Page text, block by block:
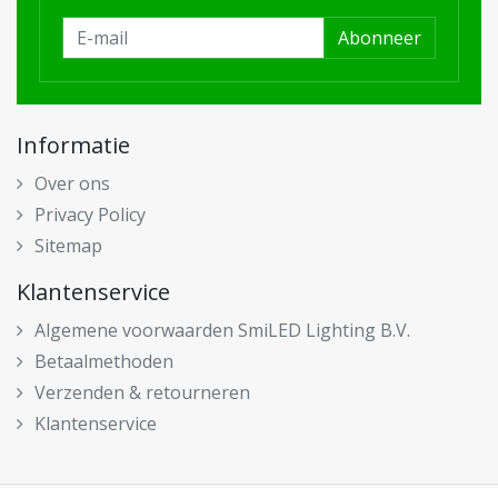
Abonneer
Informatie
Over ons
Privacy Policy
Sitemap
Klantenservice
Algemene voorwaarden SmiLED Lighting B.V.
Betaalmethoden
Verzenden & retourneren
Klantenservice